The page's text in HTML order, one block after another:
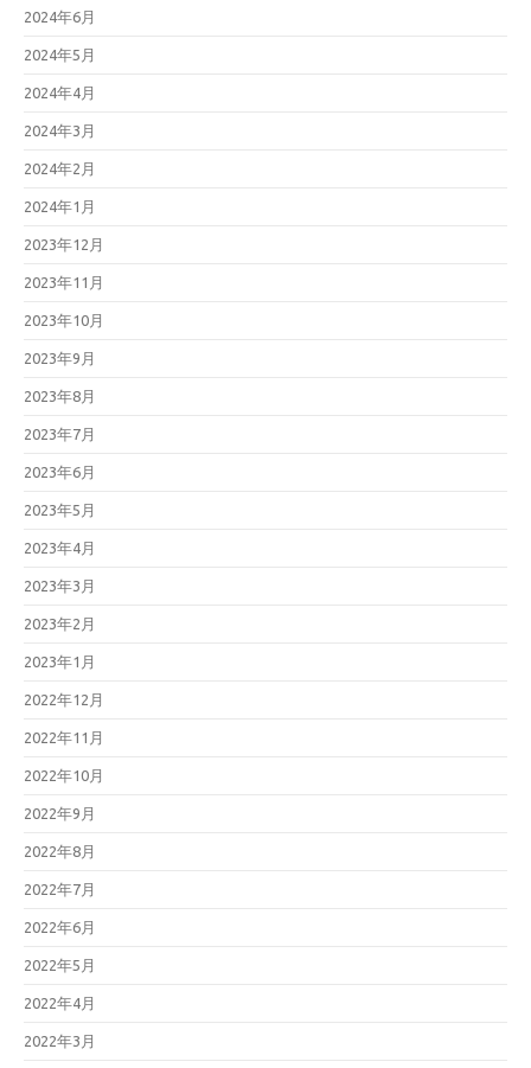
2024年6月
2024年5月
2024年4月
2024年3月
2024年2月
2024年1月
2023年12月
2023年11月
2023年10月
2023年9月
2023年8月
2023年7月
2023年6月
2023年5月
2023年4月
2023年3月
2023年2月
2023年1月
2022年12月
2022年11月
2022年10月
2022年9月
2022年8月
2022年7月
2022年6月
2022年5月
2022年4月
2022年3月